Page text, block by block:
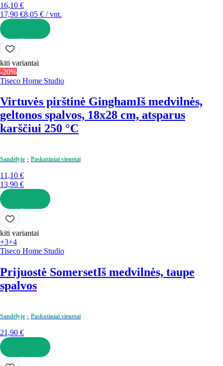
16,10 €
17,90 €8,05 € / vnt.
Į KREPŠELĮ
kiti variantai
-20%
Tiseco Home Studio
Virtuvės pirštinė GinghamIš medvilnės,
geltonos spalvos, 18x28 cm, atsparus
karščiui 250 °C
Sandėlyje Paskutiniai vienetai
11,10 €
13,90 €
Į KREPŠELĮ
kiti variantai
+3+4
Tiseco Home Studio
Prijuostė SomersetIš medvilnės, taupe
spalvos
Sandėlyje Paskutiniai vienetai
21,90 €
Į KREPŠELĮ